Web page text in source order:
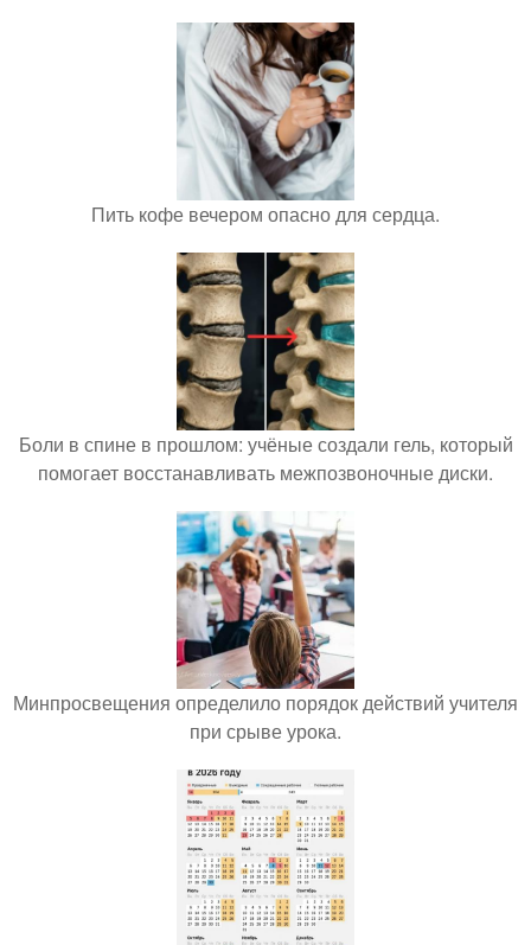
Пить кофе вечером опасно для сердца.
Боли в спине в прошлом: учёные создали гель, который
помогает восстанавливать межпозвоночные диски.
Минпросвещения определило порядок действий учителя
при срыве урока.